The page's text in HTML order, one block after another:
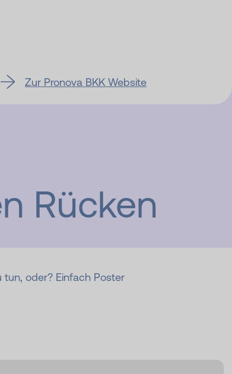
Zur Pronova BKK Website
Rücken
oder? Einfach Poster